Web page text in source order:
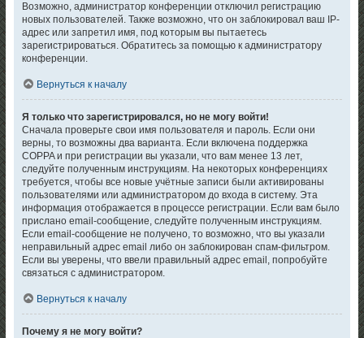
Возможно, администратор конференции отключил регистрацию
новых пользователей. Также возможно, что он заблокировал ваш IP-
адрес или запретил имя, под которым вы пытаетесь
зарегистрироваться. Обратитесь за помощью к администратору
конференции.
Вернуться к началу
Я только что зарегистрировался, но не могу войти!
Сначала проверьте свои имя пользователя и пароль. Если они
верны, то возможны два варианта. Если включена поддержка
COPPA и при регистрации вы указали, что вам менее 13 лет,
следуйте полученным инструкциям. На некоторых конференциях
требуется, чтобы все новые учётные записи были активированы
пользователями или администратором до входа в систему. Эта
информация отображается в процессе регистрации. Если вам было
прислано email-сообщение, следуйте полученным инструкциям.
Если email-сообщение не получено, то возможно, что вы указали
неправильный адрес email либо он заблокирован спам-фильтром.
Если вы уверены, что ввели правильный адрес email, попробуйте
связаться с администратором.
Вернуться к началу
Почему я не могу войти?